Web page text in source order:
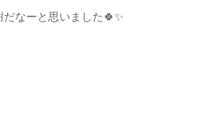
なーと思いました🍀✨